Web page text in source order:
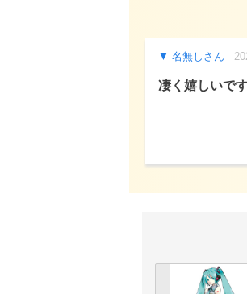
名無しさん
凄く嬉しいで